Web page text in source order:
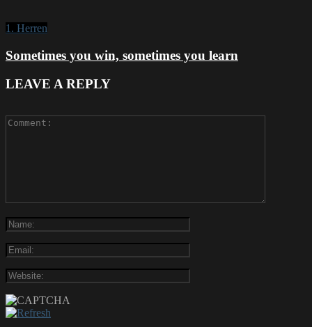
1. Herren
Sometimes you win, sometimes you learn
LEAVE A REPLY